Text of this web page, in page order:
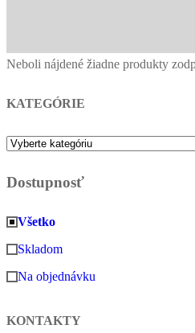
Neboli nájdené žiadne produkty
KATEGÓRIE
Dostupnosť
Všetko
Skladom
Na objednávku
KONTAKTY